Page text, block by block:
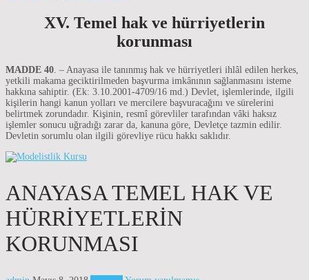
XV. Temel hak ve hürriyetlerin
korunması
MADDE 40 . – Anayasa ile tanınmış hak ve hürriyetleri ihlâl edilen herkes,
yetkili makama geciktirilmeden başvurma imkânının sağlanmasını isteme
hakkına sahiptir. (Ek: 3.10.2001-4709/16 md.) Devlet, işlemlerinde, ilgili
kişilerin hangi kanun yolları ve mercilere başvuracağını ve sürelerini
belirtmek zorundadır. Kişinin, resmî görevliler tarafından vâki haksız
işlemler sonucu uğradığı zarar da, kanuna göre, Devletçe tazmin edilir.
Devletin sorumlu olan ilgili görevliye rücu hakkı saklıdır.
ANAYASA TEMEL HAK VE
HÜRRIYETLERIN
KORUNMASI